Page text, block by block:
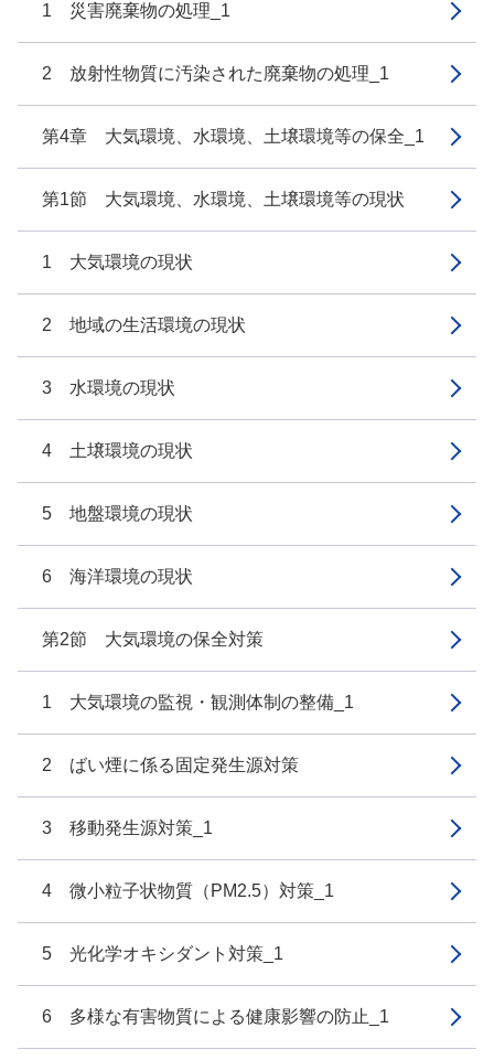
1 災害廃棄物の処理_1
2 放射性物質に汚染された廃棄物の処理_1
第4章 大気環境、水環境、土壌環境等の保全_1
第1節 大気環境、水環境、土壌環境等の現状
1 大気環境の現状
2 地域の生活環境の現状
3 水環境の現状
4 土壌環境の現状
5 地盤環境の現状
6 海洋環境の現状
第2節 大気環境の保全対策
1 大気環境の監視・観測体制の整備_1
2 ばい煙に係る固定発生源対策
3 移動発生源対策_1
4 微小粒子状物質（PM2.5）対策_1
5 光化学オキシダント対策_1
6 多様な有害物質による健康影響の防止_1